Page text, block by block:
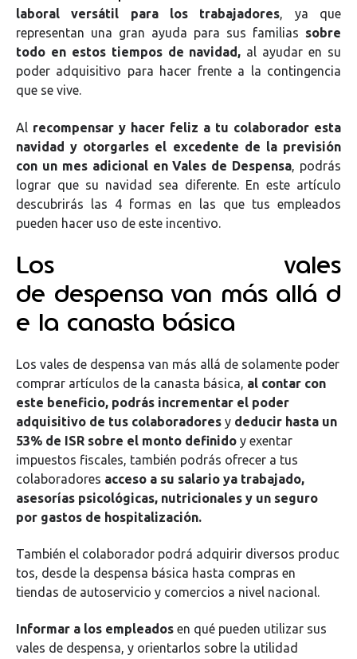
laboral versátil para los trabajadores, ya que
representan una gran ayuda para sus familias sobre
todo en estos tiempos de navidad , al ayudar en su
poder adquisitivo para hacer frente a la contingencia
que se vive.
Al recompensar y hacer feliz a tu colaborador esta
navidad y otorgarles el excedente de la previsión
con un mes adicional en Vales de Despensa, podrás
lograr que su navidad sea diferente. En este artículo
descubrirás las 4 formas en las que tus empleados
pueden hacer uso de este incentivo.
Los vales
de despensa van más allá d
e la canasta básica
Los vales de despensa van más allá de solamente poder
comprar artículos de la canasta básica, al contar con
este beneficio, podrás incrementar el poder
adquisitivo de tus colaboradores y deducir hasta un
53% de ISR sobre el monto definido y exentar
impuestos fiscales, también podrás ofrecer a tus
colaboradores acceso a su salario ya trabajado,
asesorías psicológicas, nutricionales y un seguro
por gastos de hospitalización.
También el colaborador podrá adquirir diversos produc
tos, desde la despensa básica hasta compras en
tiendas de autoservicio y comercios a nivel nacional.
Informar a los empleados en qué pueden utilizar sus
vales de despensa, y orientarlos sobre la utilidad